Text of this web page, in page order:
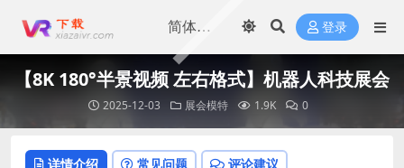
登录
【8K 180°半景视频 左右格式】机器人科技展会
2025-12-03 展会模特 1.9K 0
详情介绍 常见问题 评论建议